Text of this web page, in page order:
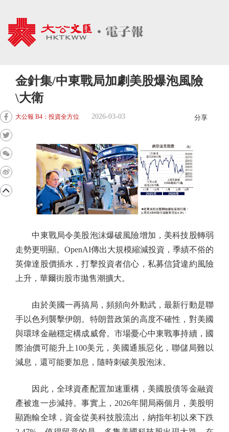
金針集/中東戰局加劇美股爆泡風險
\大衛
大公報 B4：投資全方位 2026-03-03 分享
中東戰局令美股泡沫爆破風險增加，美科技股轉弱
走勢更明顯。OpenAI傳出大規模縮減投資，季績不俗的
英偉達股價插水，打擊投資者信心，私募信貸違約風險
上升，華爾街股市拋售潮擴大。
由於美國一再搞局，頻頻向外動武，最新行動是聯
手以色列襲擊伊朗。特朗普政策的高度不確性，對美國
與環球金融穩定構成威脅。市場憂心中東戰事持續，國
際油價可能升上100美元，美國通脹惡化，聯儲局難以
減息，還可能要加息，隨時刺破美股泡沫。
因此，全球資產配置加速重構，美國股債等金融資
產被進一步減持。事實上，2026年開局兩個月，美股明
顯跑輸全球，資金從美科技股流出，納指年初以來下跌